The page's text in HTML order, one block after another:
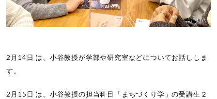
2月14日 は、小谷教授が学部や研究室などについてお話ししま
す。
2月15日 は、小谷教授の担当科目「まちづくり学」の受講生２